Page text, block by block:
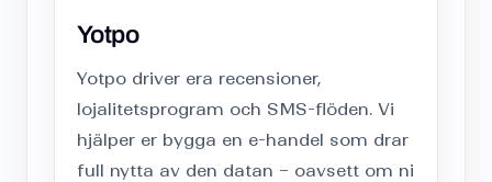
Yotpo
Yotpo driver era recensioner,
lojalitetsprogram och SMS-flöden. Vi
hjälper er bygga en e-handel som drar
full nytta av den datan – oavsett om ni